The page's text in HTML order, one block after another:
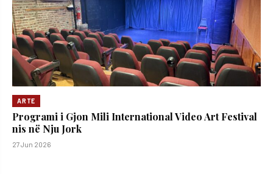
ARTE
Programi i Gjon Mili International Video Art Festival
nis në Nju Jork
27 Jun 2026